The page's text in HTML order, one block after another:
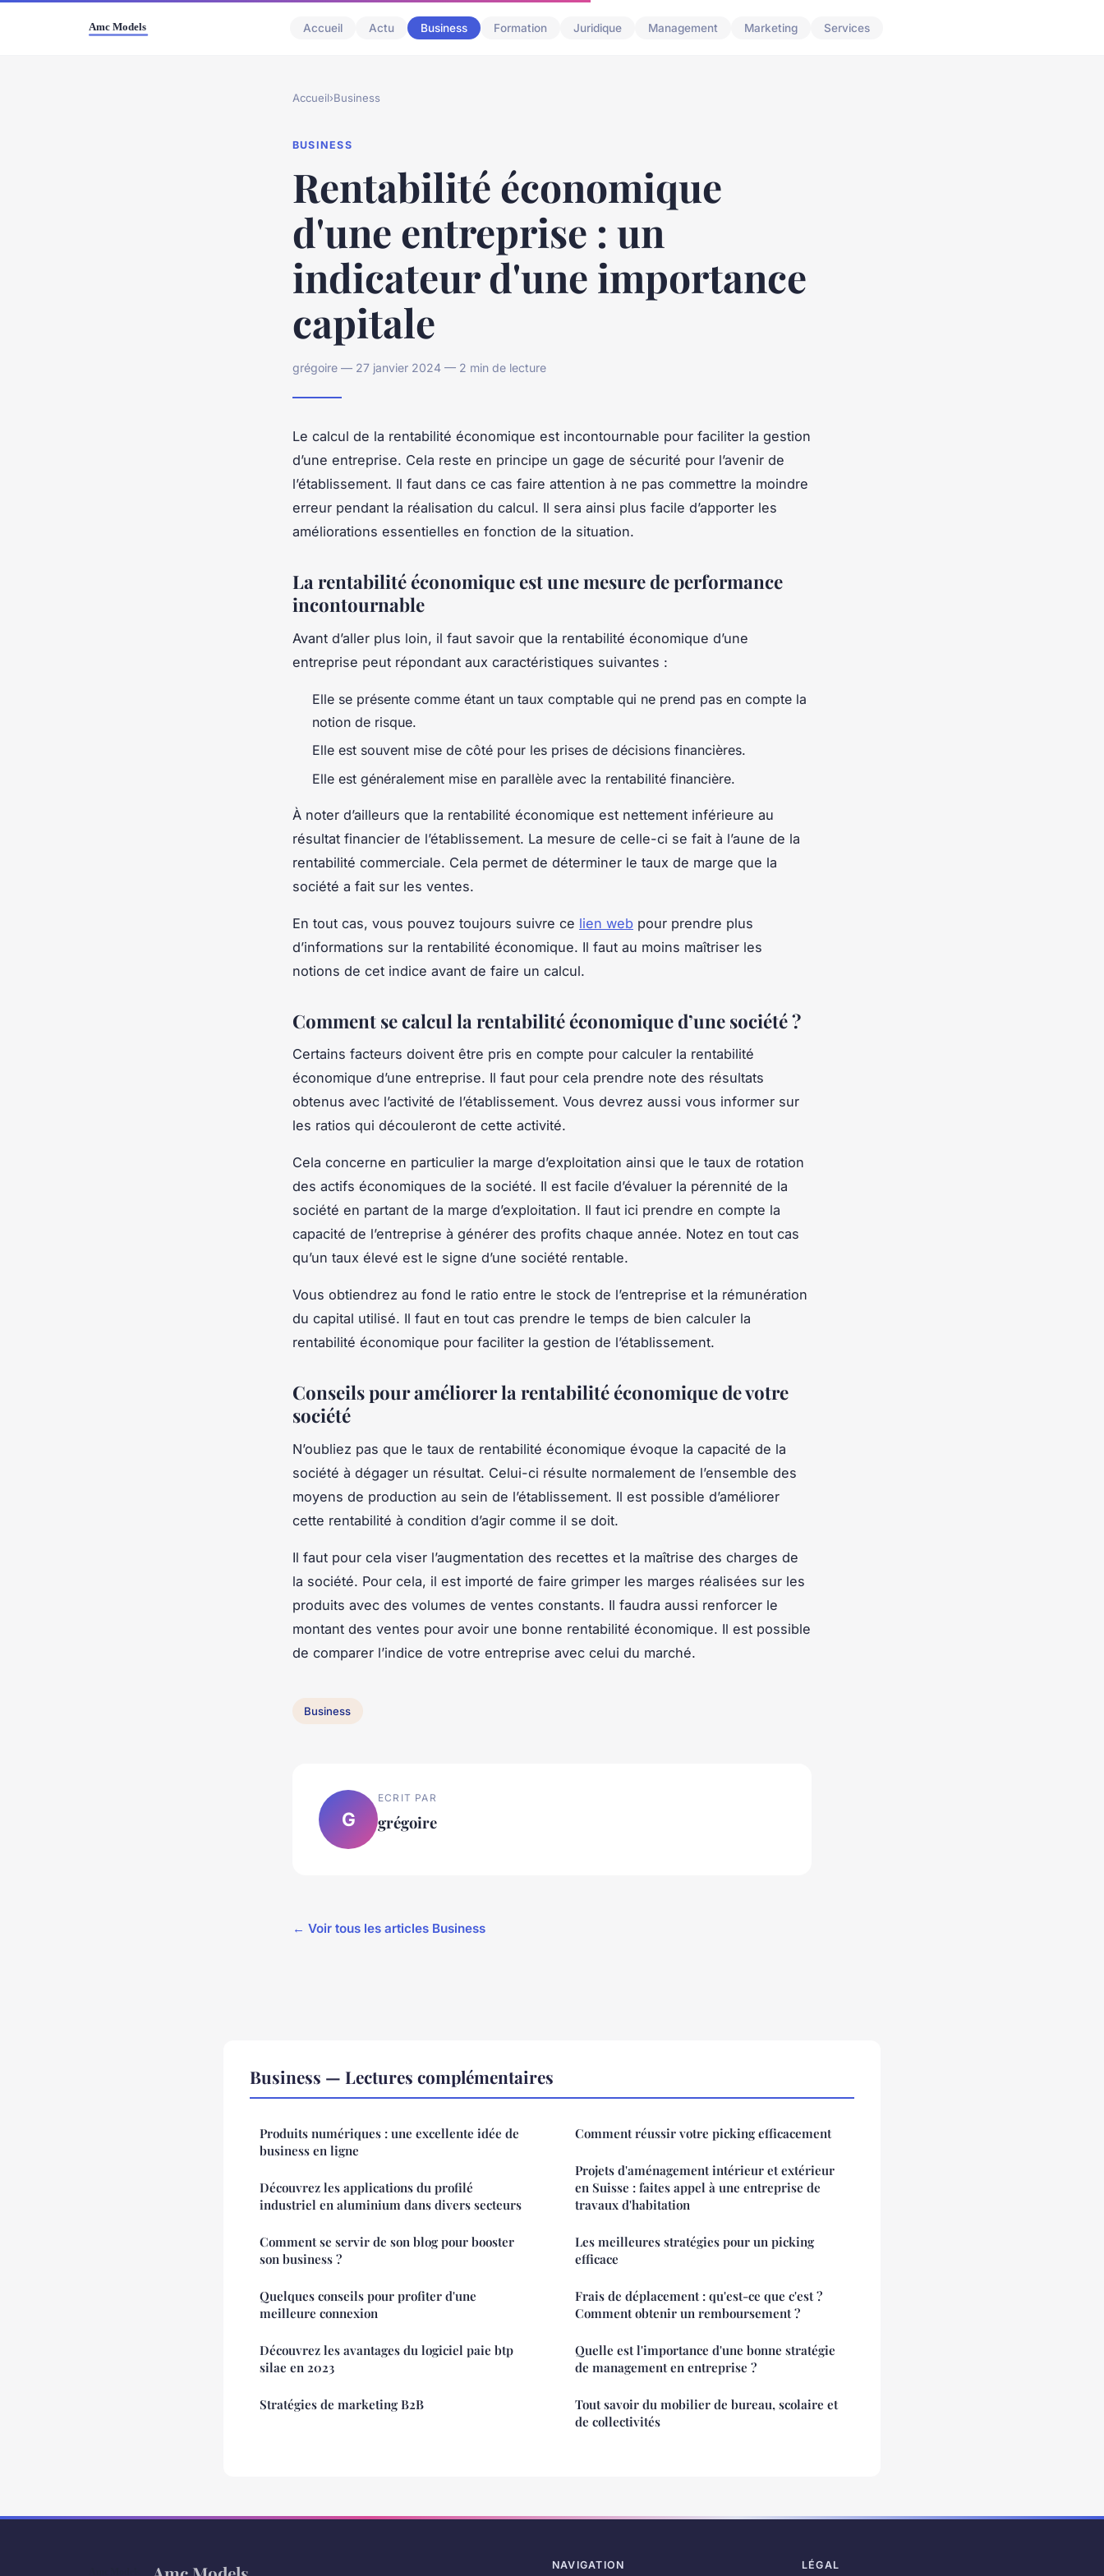
Accueil Actu Business Formation Juridique Management Marketing Services
Accueil›Business
BUSINESS
Rentabilité économique
d'une entreprise : un
indicateur d'une importance
capitale
grégoire — 27 janvier 2024 — 2 min de lecture
Le calcul de la rentabilité économique est incontournable pour faciliter la gestion
d’une entreprise. Cela reste en principe un gage de sécurité pour l’avenir de
l’établissement. Il faut dans ce cas faire attention à ne pas commettre la moindre
erreur pendant la réalisation du calcul. Il sera ainsi plus facile d’apporter les
améliorations essentielles en fonction de la situation.
La rentabilité économique est une mesure de performance
incontournable
Avant d’aller plus loin, il faut savoir que la rentabilité économique d’une
entreprise peut répondant aux caractéristiques suivantes :
Elle se présente comme étant un taux comptable qui ne prend pas en compte la
notion de risque.
Elle est souvent mise de côté pour les prises de décisions financières.
Elle est généralement mise en parallèle avec la rentabilité financière.
À noter d’ailleurs que la rentabilité économique est nettement inférieure au
résultat financier de l’établissement. La mesure de celle-ci se fait à l’aune de la
rentabilité commerciale. Cela permet de déterminer le taux de marge que la
société a fait sur les ventes.
En tout cas, vous pouvez toujours suivre ce lien web pour prendre plus
d’informations sur la rentabilité économique. Il faut au moins maîtriser les
notions de cet indice avant de faire un calcul.
Comment se calcul la rentabilité économique d’une société ?
Certains facteurs doivent être pris en compte pour calculer la rentabilité
économique d’une entreprise. Il faut pour cela prendre note des résultats
obtenus avec l’activité de l’établissement. Vous devrez aussi vous informer sur
les ratios qui découleront de cette activité.
Cela concerne en particulier la marge d’exploitation ainsi que le taux de rotation
des actifs économiques de la société. Il est facile d’évaluer la pérennité de la
société en partant de la marge d’exploitation. Il faut ici prendre en compte la
capacité de l’entreprise à générer des profits chaque année. Notez en tout cas
qu’un taux élevé est le signe d’une société rentable.
Vous obtiendrez au fond le ratio entre le stock de l’entreprise et la rémunération
du capital utilisé. Il faut en tout cas prendre le temps de bien calculer la
rentabilité économique pour faciliter la gestion de l’établissement.
Conseils pour améliorer la rentabilité économique de votre
société
N’oubliez pas que le taux de rentabilité économique évoque la capacité de la
société à dégager un résultat. Celui-ci résulte normalement de l’ensemble des
moyens de production au sein de l’établissement. Il est possible d’améliorer
cette rentabilité à condition d’agir comme il se doit.
Il faut pour cela viser l’augmentation des recettes et la maîtrise des charges de
la société. Pour cela, il est importé de faire grimper les marges réalisées sur les
produits avec des volumes de ventes constants. Il faudra aussi renforcer le
montant des ventes pour avoir une bonne rentabilité économique. Il est possible
de comparer l’indice de votre entreprise avec celui du marché.
Business
G
ECRIT PAR
grégoire
← Voir tous les articles Business
Business — Lectures complémentaires
Produits numériques : une excellente idée de
business en ligne
Découvrez les applications du profilé
industriel en aluminium dans divers secteurs
Comment se servir de son blog pour booster
son business ?
Quelques conseils pour profiter d'une
meilleure connexion
Découvrez les avantages du logiciel paie btp
silae en 2023
Stratégies de marketing B2B
Comment réussir votre picking efficacement
Projets d'aménagement intérieur et extérieur
en Suisse : faites appel à une entreprise de
travaux d'habitation
Les meilleures stratégies pour un picking
efficace
Frais de déplacement : qu'est-ce que c'est ?
Comment obtenir un remboursement ?
Quelle est l'importance d'une bonne stratégie
de management en entreprise ?
Tout savoir du mobilier de bureau, scolaire et
de collectivités
NAVIGATION LÉGAL